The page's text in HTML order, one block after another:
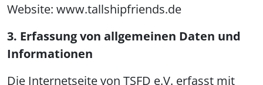
Website: www.tallshipfriends.de
3. Erfassung von allgemeinen Daten und
Informationen
Die Internetseite von TSFD e.V. erfasst mit